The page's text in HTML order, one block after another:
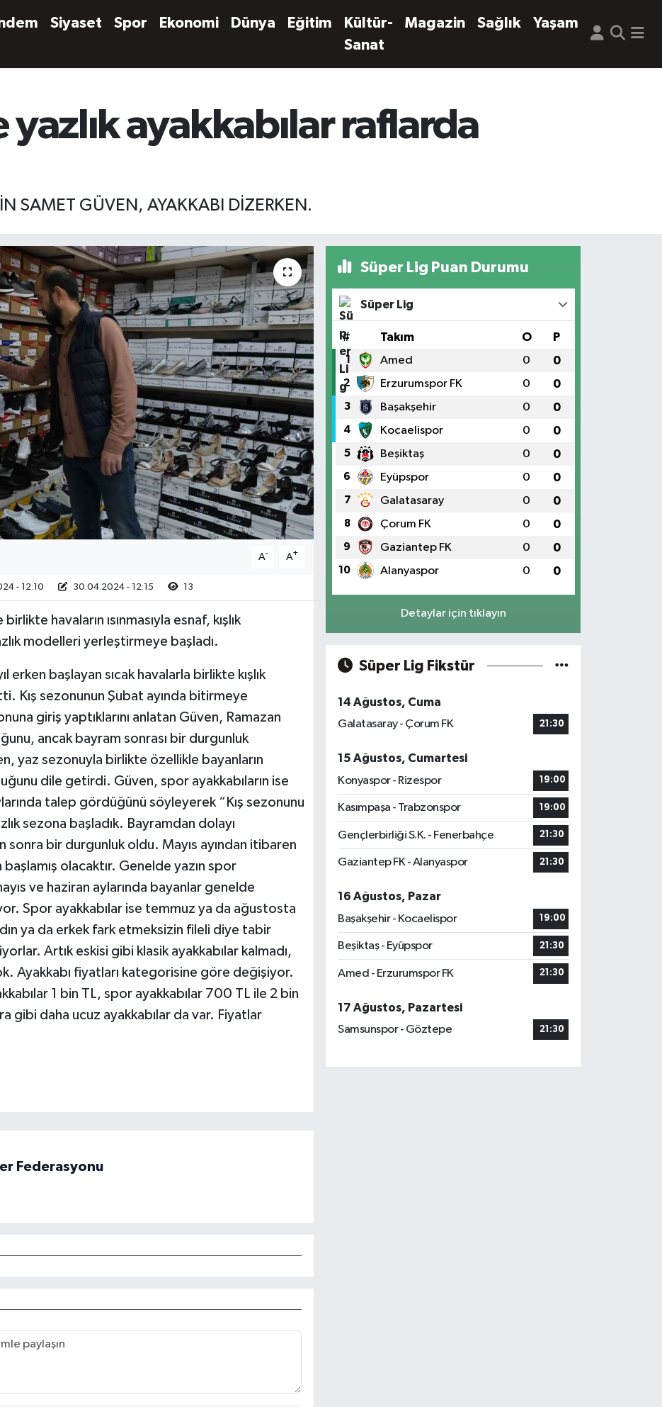
Siyaset Spor Ekonomi Dünya Eğitim
Kültür-
Sanat
Magazin Sağlık Yaşam
yazlık ayakkabılar raflarda
SAMET GÜVEN, AYAKKABI DİZERKEN.
A- A+
- 12:10 30.04.2024 - 12:15 13
havaların ısınmasıyla esnaf, kışlık
modelleri yerleştirmeye başladı.
erken başlayan sıcak havalarla birlikte kışlık
Kış sezonunun Şubat ayında bitirmeye
giriş yaptıklarını anlatan Güven, Ramazan
ancak bayram sonrası bir durgunluk
yaz sezonuyla birlikte özellikle bayanların
dile getirdi. Güven, spor ayakkabıların ise
talep gördüğünü söyleyerek “Kış sezonunu
sezona başladık. Bayramdan dolayı
sonra bir durgunluk oldu. Mayıs ayından itibaren
olacaktır. Genelde yazın spor
ve haziran aylarında bayanlar genelde
Spor ayakkabılar ise temmuz ya da ağustosta
ya da erkek fark etmeksizin fileli diye tabir
Artık eskisi gibi klasik ayakkabılar kalmadı,
Ayakkabı fiyatları kategorisine göre değişiyor.
1 bin TL, spor ayakkabılar 700 TL ile 2 bin
gibi daha ucuz ayakkabılar da var. Fiyatlar
Federasyonu
Süper Lig Puan Durumu
Süper Lig
# Takım O P
1 Amed 0 0
2 Erzurumspor FK 0 0
3 Başakşehir 0 0
4 Kocaelispor 0 0
5 Beşiktaş 0 0
6 Eyüpspor 0 0
7 Galatasaray 0 0
8 Çorum FK 0 0
9 Gaziantep FK 0 0
10 Alanyaspor 0 0
Detaylar için tıklayın
Süper Lig Fikstür
14 Ağustos, Cuma
Galatasaray - Çorum FK
21:30
15 Ağustos, Cumartesi
Konyaspor - Rizespor
19:00
Kasımpaşa - Trabzonspor 19:00
Gençlerbirliği S.K. - Fenerbahçe 21:30
Gaziantep FK - Alanyaspor 21:30
16 Ağustos, Pazar
Başakşehir - Kocaelispor
19:00
Beşiktaş - Eyüpspor 21:30
Amed - Erzurumspor FK 21:30
17 Ağustos, Pazartesi
Samsunspor - Göztepe
21:30